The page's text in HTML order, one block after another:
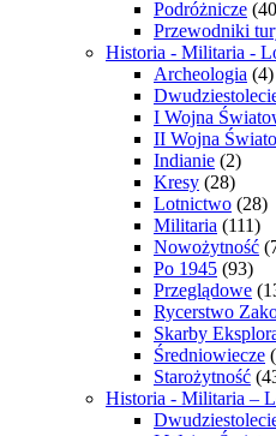
Podróżnicze
Przewodniki
Historia - Militaria -
Archeologia (4)
I Wojna
II Wojna
Indianie (2)
Kresy (28)
Lotnictwo (28)
Militaria (111)
Nowożytność
Po 1945 (93)
Przeglądowe
Rycerstwo
Skarby
Średniowiecze
Starożytność
Historia - Militaria –